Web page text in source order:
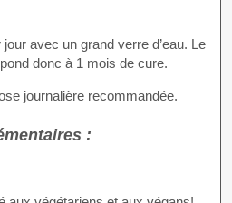
avec un grand verre d’eau. Le
donc à 1 mois de cure.
journalière recommandée.
: